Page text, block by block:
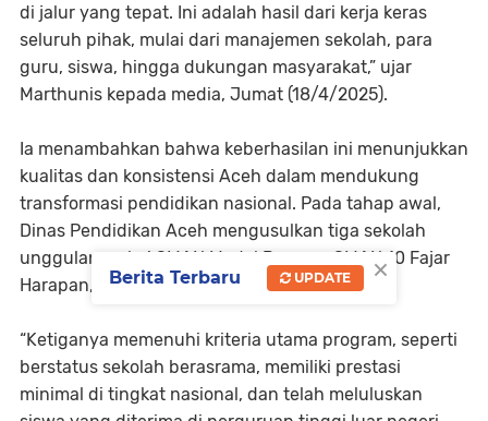
di jalur yang tepat. Ini adalah hasil dari kerja keras
seluruh pihak, mulai dari manajemen sekolah, para
guru, siswa, hingga dukungan masyarakat,” ujar
Marthunis kepada media, Jumat (18/4/2025).
Ia menambahkan bahwa keberhasilan ini menunjukkan
kualitas dan konsistensi Aceh dalam mendukung
transformasi pendidikan nasional. Pada tahap awal,
Dinas Pendidikan Aceh mengusulkan tiga sekolah
unggulan, yakni SMAN Modal Bangsa, SMAN 10 Fajar
Harapan, dan SMAN Modal Bangsa Arun.
“Ketiganya memenuhi kriteria utama program, seperti
berstatus sekolah berasrama, memiliki prestasi
minimal di tingkat nasional, dan telah meluluskan
×
Berita Terbaru UPDATE